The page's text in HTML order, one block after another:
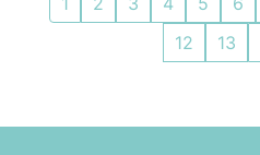
12
13